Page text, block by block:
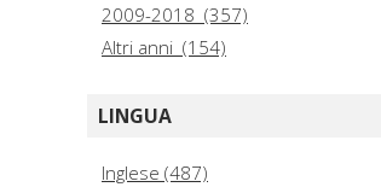
2009-2018 (357)
Altri anni (154)
LINGUA
Inglese (487)